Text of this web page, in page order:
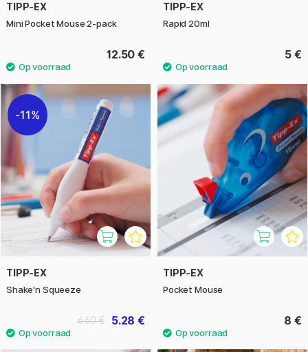
TIPP-EX
Mini Pocket Mouse 2-pack
12.50 €
TIPP-EX
Rapid 20ml
5 €
11%
TIPP-EX
Shake'n Squeeze
5.28 €
6.60 €
TIPP-EX
Pocket Mouse
8 €